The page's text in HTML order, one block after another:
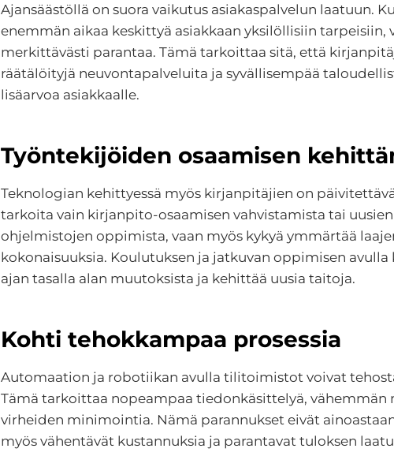
Ajansäästöllä on suora vaikutus asiakaspalvelun laatuun.
enemmän aikaa keskittyä asiakkaan yksilöllisiin tarpeisiin,
merkittävästi parantaa. Tämä tarkoittaa sitä, että
räätälöityjä neuvontapalveluita ja syvällisempää
lisäarvoa asiakkaalle.
Työntekijöiden osaamisen
Teknologian kehittyessä myös kirjanpitäjien on
tarkoita vain kirjanpito-osaamisen vahvistamista tai
ohjelmistojen oppimista, vaan myös kykyä ymmärtää
kokonaisuuksia. Koulutuksen ja jatkuvan oppimisen
ajan tasalla alan muutoksista ja kehittää uusia taitoja.
Kohti tehokkampaa prosessia
Automaation ja robotiikan avulla tilitoimistot voivat
Tämä tarkoittaa nopeampaa tiedonkäsittelyä, vähemmän
virheiden minimointia. Nämä parannukset eivät
myös vähentävät kustannuksia ja parantavat tuloksen